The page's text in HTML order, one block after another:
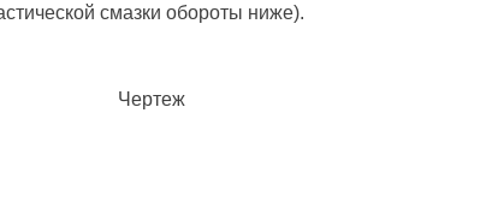
смазки обороты ниже).
Чертеж